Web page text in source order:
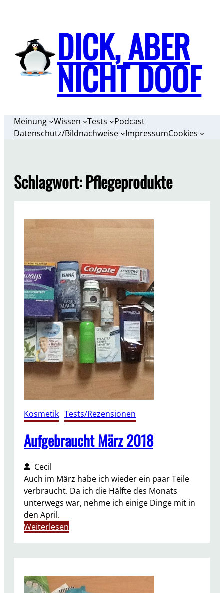
springen
DICK, ABER
NICHT DOOF
Meinung Wissen Tests
Podcast
Datenschutz/Bildnachweise
ImpressumCookies
Schlagwort:Pflegeprodukte
Kosmetik Tests/Rezensionen
Aufgebraucht März 2018
Cecil
Auch im März habe ich wieder ein paar Teile
verbraucht. Da ich die Hälfte des Monats
unterwegs war, nehme ich einige Dinge mit in
den April.
Weiterlesen
g
e